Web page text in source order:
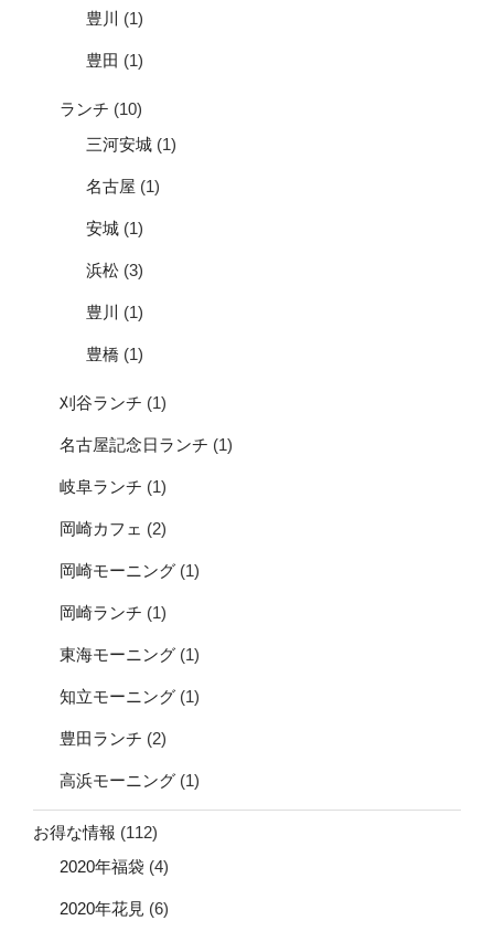
豊川 (1)
豊田 (1)
ランチ (10)
三河安城 (1)
名古屋 (1)
安城 (1)
浜松 (3)
豊川 (1)
豊橋 (1)
刈谷ランチ (1)
名古屋記念日ランチ (1)
岐阜ランチ (1)
岡崎カフェ (2)
岡崎モーニング (1)
岡崎ランチ (1)
東海モーニング (1)
知立モーニング (1)
豊田ランチ (2)
高浜モーニング (1)
お得な情報 (112)
2020年福袋 (4)
2020年花見 (6)